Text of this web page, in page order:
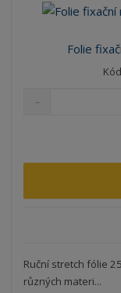
Folie
Ruční stretch fólie
různých materi...